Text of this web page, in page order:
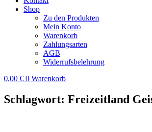
Shop
Zu den Produkten
Mein Konto
Warenkorb
Zahlungsarten
AGB
Widerrufsbelehrung
0,00 € 0 Warenkorb
Schlagwort: Freizeitland